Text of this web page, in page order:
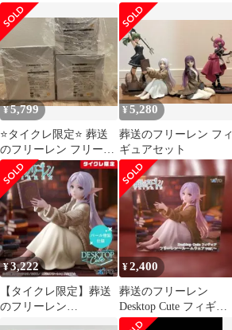
フェルン ～あの頃～3
体
レン フェルン ユー
ベル)
¥5,799
⭐️タイクレ限定⭐️ 葬送
のフリーレン フリーレ
ン フィギュア 3種セ
ット
¥5,280
葬送のフリーレン フィ
ギュアセット
¥3,222
【タイクレ限定】葬送
のフリーレン
¥2,400
葬送のフリーレン
Desktop Cute フィギュ
ア フリーレンB